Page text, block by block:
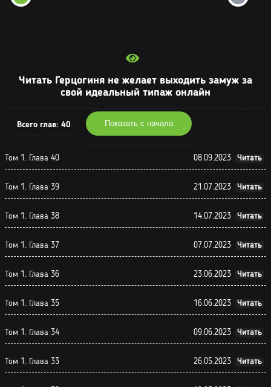
Читать Герцогиня не желает выходить замуж за
свой идеальный типаж онлайн
Всего глав: 40 Показать с начала
Том 1. Глава 33 26.05.2023 Читать
Том 1. Глава 34 09.06.2023 Читать
Том 1. Глава 35 16.06.2023 Читать
Том 1. Глава 36 23.06.2023 Читать
Том 1. Глава 37 07.07.2023 Читать
Том 1. Глава 38 14.07.2023 Читать
Том 1. Глава 39 21.07.2023 Читать
Том 1. Глава 40 08.09.2023 Читать